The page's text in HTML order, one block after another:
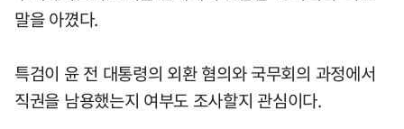
말을 아꼈다.
특검이 윤 전 대통령의 외환 혐의와 국무회의 과정에서
직권을 남용했는지 여부도 조사할지 관심이다.